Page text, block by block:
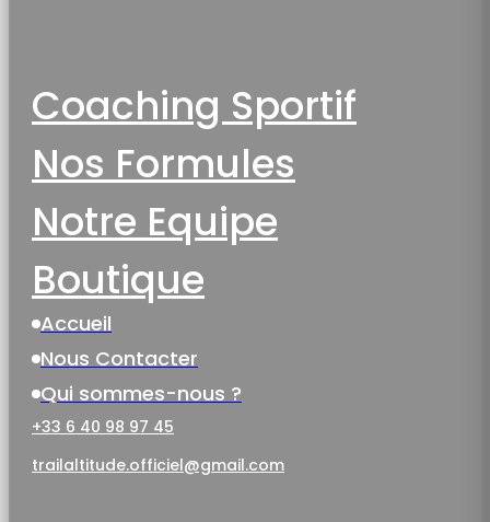
Coaching Sportif
Nos Formules
Notre Equipe
Boutique
Accueil
Nous Contacter
Qui sommes-nous ?
+33 6 40 98 97 45
trailaltitude.officiel@gmail.com